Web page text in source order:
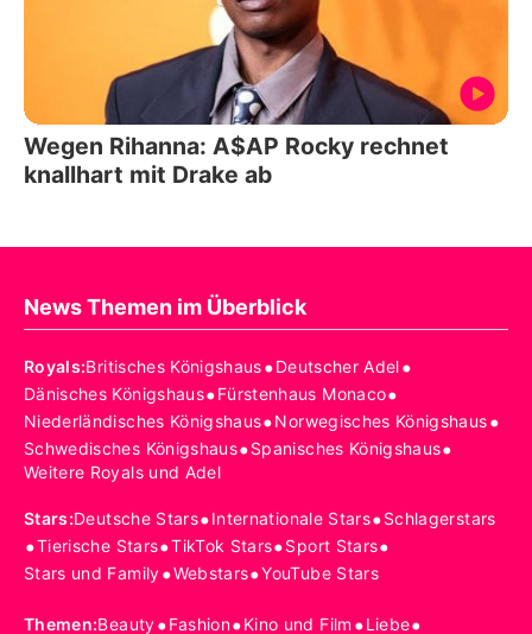
Wegen Rihanna: A$AP Rocky rechnet
knallhart mit Drake ab
News Themen im Überblick
Royals:Britisches Königshaus•Deutscher Adel•
Dänisches Königshaus•Fürstenhaus Monaco•
Niederländisches Königshaus•Norwegisches Königshaus•
Schwedisches Königshaus•Spanisches Königshaus•
Weitere Royals und Adel
Stars:Deutsche Stars•Internationale Stars•Schlagerstars
•Tierische Stars•TikTok Stars•Sport Stars•
Stars und Family•Webstars•YouTube Stars
Themen:Beauty•Fashion•Kino und Film •Liebe•